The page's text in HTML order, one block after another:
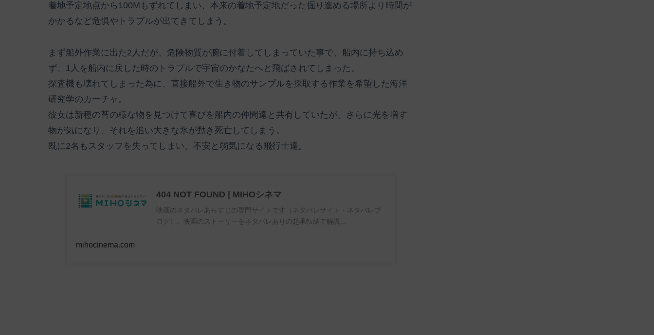
着地予定地点から100Mもずれてしまい、本来の着地予定地だった掘り進める場所より時間が
かかるなど危惧やトラブルが出てきてしまう。
まず船外作業に出た2人だが、危険物質が腕に付着してしまっていた事で、船内に持ち込め
ず、1人を船内に戻した時のトラブルで宇宙のかなたへと飛ばされてしまった。
探査機も壊れてしまった為に、直接船外で生き物のサンプルを採取する作業を希望した海洋
研究学のカーチャ。
彼女は新種の苔の様な物を見つけて喜びを船内の仲間達と共有していたが、さらに光を増す
物が気になり、それを追い大きな氷が動き死亡してしまう。
既に2名もスタッフを失ってしまい、不安と弱気になる飛行士達。
404 NOT FOUND | MIHOシネマ
映画のネタバレあらすじの専門サイトです（ネタバレサイト・ネタバレブ
ログ）。映画のストーリーをネタバレありの起承転結で解説...
mihocinema.com